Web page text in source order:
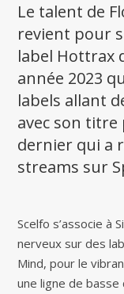
Le talent de
revient pour
label Hottrax
année 2023
labels allant
avec son titre
dernier qui a
streams sur
Scelfo s’associe à
nerveux sur des
Mind, pour le
une ligne de basse